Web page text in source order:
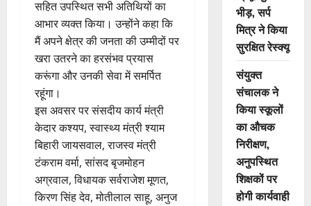
सहित उपस्थित सभी अतिथियों का
आभार व्यक्त किया। उन्होंने कहा कि
मैं अपने क्षेत्र की जनता की उम्मीदों पर
खरा उतरने का हरसंभव प्रयास
करूंगा और उनकी सेवा में समर्पित
रहूंगा।
इस अवसर पर संसदीय कार्य मंत्री
केदार कश्यप, स्वास्थ्य मंत्री श्याम
बिहारी जायसवाल, राजस्व मंत्री
टंकराम वर्मा, सांसद बृजमोहन
अग्रवाल, विधायक सर्वराजेश मूणत,
किरण सिंह देव, मोतीलाल साहू, अनुज
भीड़, सर्प
मित्र ने किया
सुरक्षित रेस्क्यू
संयुक्त
संचालक ने
किया स्कूलों
का औचक
निरीक्षण,
अनुपस्थित
शिक्षकों पर
होगी कार्यवाही